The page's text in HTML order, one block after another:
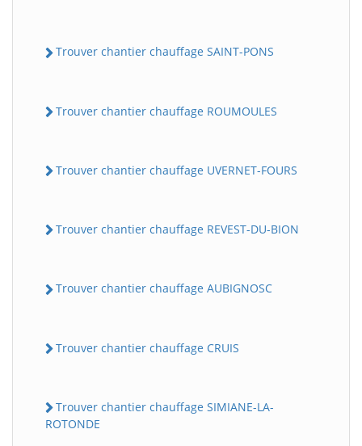
Trouver chantier chauffage SAINT-PONS
Trouver chantier chauffage ROUMOULES
Trouver chantier chauffage UVERNET-FOURS
Trouver chantier chauffage REVEST-DU-BION
Trouver chantier chauffage AUBIGNOSC
Trouver chantier chauffage CRUIS
Trouver chantier chauffage SIMIANE-LA-
ROTONDE